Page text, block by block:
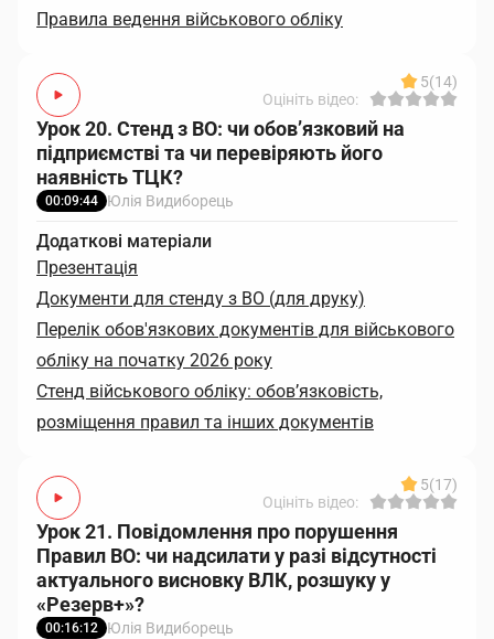
Правила ведення військового обліку
5(14)
Оцініть відео:
Урок 20. Стенд з ВО: чи обов’язковий на
підприємстві та чи перевіряють його
наявність ТЦК?
00:09:44 Юлія Видиборець
Додаткові матеріали
Презентація
Документи для стенду з ВО (для друку)
Перелік обов'язкових документів для військового
обліку на початку 2026 року
Стенд військового обліку: обов’язковість,
розміщення правил та інших документів
5(17)
Оцініть відео:
Урок 21. Повідомлення про порушення
Правил ВО: чи надсилати у разі відсутності
актуального висновку ВЛК, розшуку у
«Резерв+»?
00:16:12 Юлія Видиборець